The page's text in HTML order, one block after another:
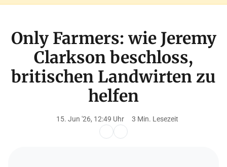
Only Farmers: wie Jeremy
Clarkson beschloss,
britischen Landwirten zu
helfen
15. Jun '26, 12:49 Uhr 3 Min. Lesezeit